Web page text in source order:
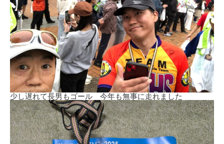
少し遅れて長男もゴール 今年も無事に走れました